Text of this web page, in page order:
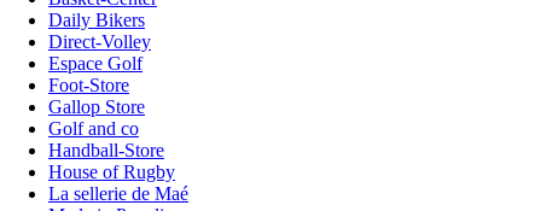
Daily Bikers
Direct-Volley
Espace Golf
Foot-Store
Gallop Store
Golf and co
Handball-Store
House of Rugby
La sellerie de Maé